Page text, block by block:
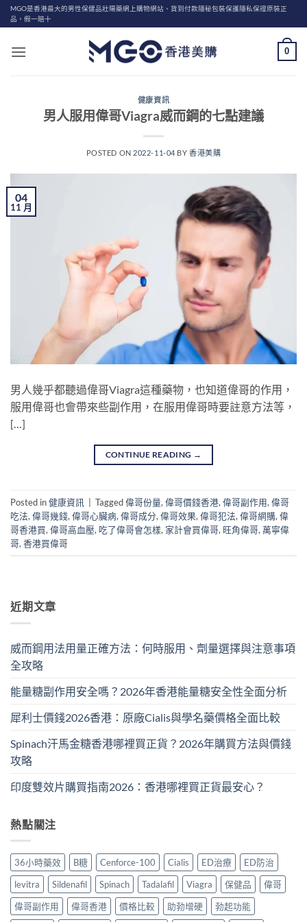
Skip
to
MGO是香港最大的男性保健品壯陽藥網上購物網站、貨到付款隱秘包裝保護隱私保證原裝正
品，假一賠十
0
健康資訊
男人服用偉哥Viagra威而鋼的七點建議
POSTED ON 2022-11-04 BY香港美購
04
11 月
男人幾乎都聽過偉哥Viagra這種藥物，也知道偉哥的作用，
服用偉哥也會帶來些副作用，在服用偉哥時要註意方法等，
[…]
CONTINUE READING →
Posted in健康資訊 Tagged偉哥份量, 偉哥價錢香港, 偉哥副作用, 偉哥
吃法, 偉哥幾錢, 偉哥心臟病, 偉哥成分, 偉哥效果, 偉哥犯法, 偉哥網購, 偉
哥香港買, 偉哥高血壓, 吃了偉哥會怎樣, 家計會買偉哥, 旺角偉哥, 萬寧偉
哥, 香港買偉哥
近期文章
威而鋼用法用量正確方法：何時服用、劑量選擇與注意事項
全攻略
能量糖副作用安全嗎？2026年香港能量糖安全性全面分析
犀利士價錢2026香港：原廠Cialis與學名藥價格全面比較
Spinach汗馬金糖香港哪裡買正貨？2026年購買方法與價錢
攻略
印度雙效片購買指南2026：香港哪裡買正貨最安心？
熱點關注
36小時藥效 B糖 Cenforce-100 Cialis ED治療
ED防治
levitra
Sildenafil Spinach Tadalafil Viagra 保健品
偉哥
偉哥副作用
偉哥香港 價格比較 助勃增硬 勃起功能